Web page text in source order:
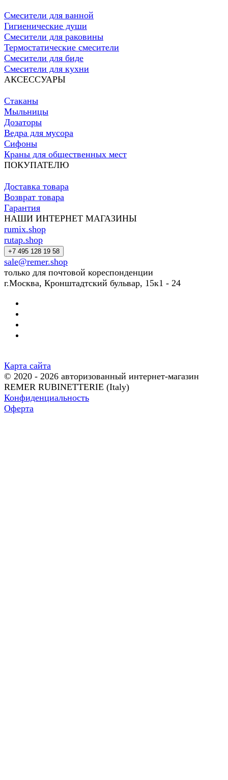
Смесители для ванной
Гигиенические души
Смесители для раковины
Термостатические смесители
Смесители для биде
Смесители для кухни
АКСЕССУАРЫ
Стаканы
Мыльницы
Дозаторы
Ведра для мусора
Сифоны
Краны для общественных мест
ПОКУПАТЕЛЮ
Доставка товара
Возврат товара
Гарантия
НАШИ ИНТЕРНЕТ МАГАЗИНЫ
rumix.shop
rutap.shop
+7 495 128 19 58
sale@remer.shop
только для почтовой кореспонденции
г.Москва, Кронштадтский бульвар, 15к1 - 24
Карта сайта
© 2020 - 2026 авторизованный интернет-магазин
REMER RUBINETTERIE (Italy)
Конфиденциальность
Оферта